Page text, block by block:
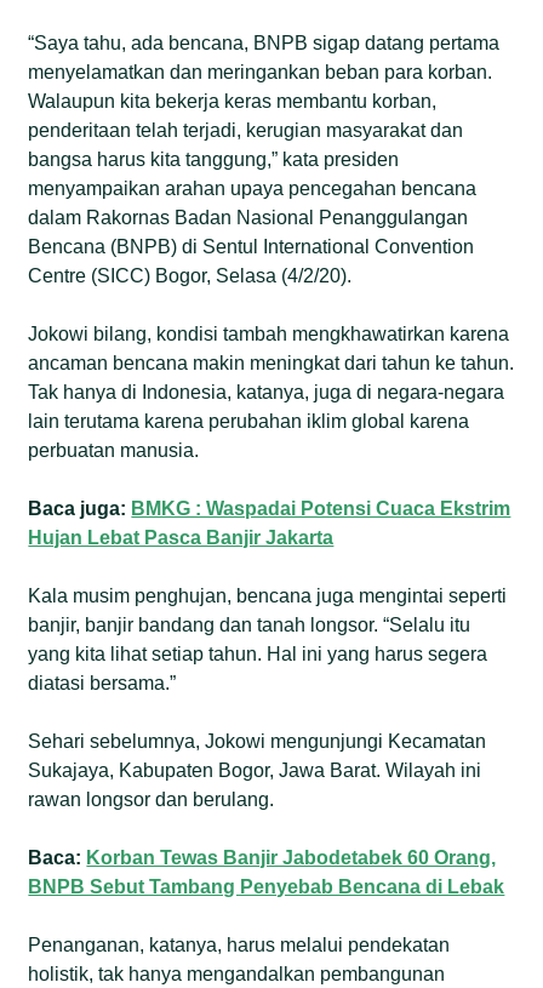
“Saya tahu, ada bencana, BNPB sigap datang pertama
menyelamatkan dan meringankan beban para korban.
Walaupun kita bekerja keras membantu korban,
penderitaan telah terjadi, kerugian masyarakat dan
bangsa harus kita tanggung,” kata presiden
menyampaikan arahan upaya pencegahan bencana
dalam Rakornas Badan Nasional Penanggulangan
Bencana (BNPB) di Sentul International Convention
Centre (SICC) Bogor, Selasa (4/2/20).
Jokowi bilang, kondisi tambah mengkhawatirkan karena
ancaman bencana makin meningkat dari tahun ke tahun.
Tak hanya di Indonesia, katanya, juga di negara-negara
lain terutama karena perubahan iklim global karena
perbuatan manusia.
Baca juga: BMKG : Waspadai Potensi Cuaca Ekstrim
Hujan Lebat Pasca Banjir Jakarta
Kala musim penghujan, bencana juga mengintai seperti
banjir, banjir bandang dan tanah longsor. “Selalu itu
yang kita lihat setiap tahun. Hal ini yang harus segera
diatasi bersama.”
Sehari sebelumnya, Jokowi mengunjungi Kecamatan
Sukajaya, Kabupaten Bogor, Jawa Barat. Wilayah ini
rawan longsor dan berulang.
Baca: Korban Tewas Banjir Jabodetabek 60 Orang,
BNPB Sebut Tambang Penyebab Bencana di Lebak
Penanganan, katanya, harus melalui pendekatan
holistik, tak hanya mengandalkan pembangunan